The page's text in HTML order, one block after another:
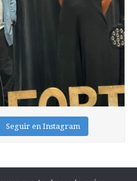
Seguir en Instagram